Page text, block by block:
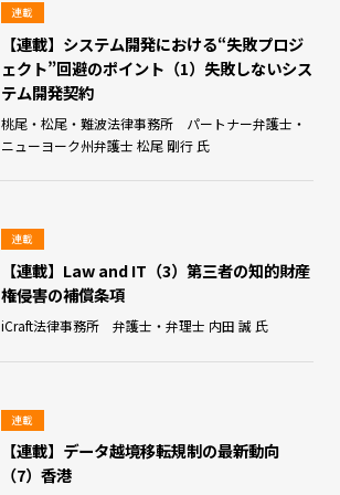
連載
【連載】システム開発における“失敗プロジ
ェクト”回避のポイント（1）失敗しないシス
テム開発契約
桃尾・松尾・難波法律事務所 パートナー弁護士・
ニューヨーク州弁護士 松尾 剛行 氏
連載
【連載】Law and IT（3）第三者の知的財産
権侵害の補償条項
iCraft法律事務所 弁護士・弁理士 内田 誠 氏
連載
【連載】データ越境移転規制の最新動向
（7）香港